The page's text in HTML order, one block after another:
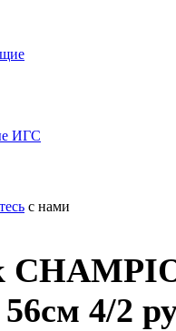
ИГС
с нами
4/2